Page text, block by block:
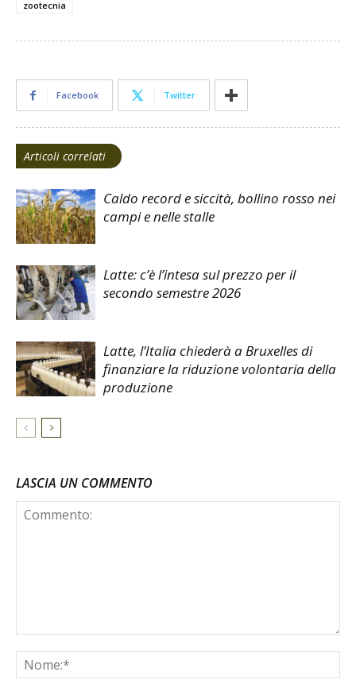
zootecnia
Facebook Twitter
Articoli correlati
Caldo record e siccità, bollino rosso nei
campi e nelle stalle
Latte: c’è l’intesa sul prezzo per il
secondo semestre 2026
Latte, l’Italia chiederà a Bruxelles di
finanziare la riduzione volontaria della
produzione
LASCIA UN COMMENTO